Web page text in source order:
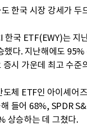
한국 시장 강세가 두
한국 ETF(EWY)는 지
했다. 지난해에도 95%
증시 가운데 최고 수준
도체 ETF인 아이셰어
들어 68%, SPDR
상승하는 데 그쳤다.